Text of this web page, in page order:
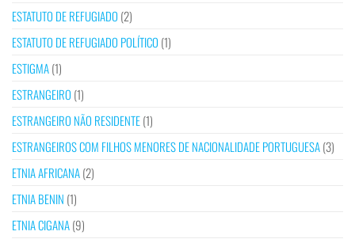
ESTATUTO DE REFUGIADO (2)
ESTATUTO DE REFUGIADO POLÍTICO (1)
ESTIGMA(1)
ESTRANGEIRO (1)
ESTRANGEIRO NÃO RESIDENTE(1)
ESTRANGEIROS COM FILHOS MENORES DE NACIONALIDADE PORTUGUESA(3)
ETNIA AFRICANA(2)
ETNIA BENIN (1)
ETNIA CIGANA(9)